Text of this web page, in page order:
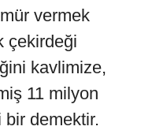
vermek
çekirdeği
kavlimize,
11 milyon
demektir.